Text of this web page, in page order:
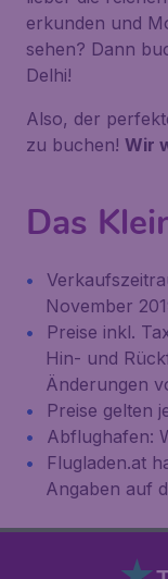
erkunden und
sehen? Dann
Delhi!
Also, der
zu buchen! Wir
Das
November
Preise inkl.
Hin- und
Änderungen
Preise gelten
Abflughafen:
Flugladen.at
Angaben auf